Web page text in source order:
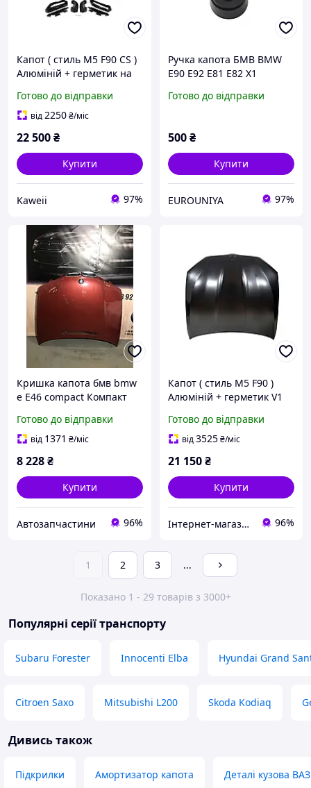
Капот ( стиль M5 F90 CS )
Алюміній + герметик на
2017-2020 року
Готово до відправки
від2250₴/міс
22 500₴
Купити
Kaweii 97%
Ручка капота БМВ BMW
E90 E92 E81 E82 X1
Готово до відправки
500₴
Купити
EUROUNIYA 97%
Кришка капота бмв bmw
е E46 compact Компакт
Готово до відправки
від 1371 ₴/міс
8 228₴
Купити
Автозапчастини 96%
Капот ( стиль M5 F90 )
Алюміній + герметик V1
2017-2020 року
Готово до відправки
від3525₴/міс
21 150₴
Купити
Інтернет-магазин "Needful Shop" 96%
1 2 3 ...
Показано 1 - 29 товарів з 3000+
Популярні серії транспорту
Subaru Forester Innocenti Elba Hyundai Grand
Citroen Saxo Mitsubishi L200 Skoda Kodiaq
Дивись також
Підкрилки Амортизатор капота Деталі кузова ВАЗ